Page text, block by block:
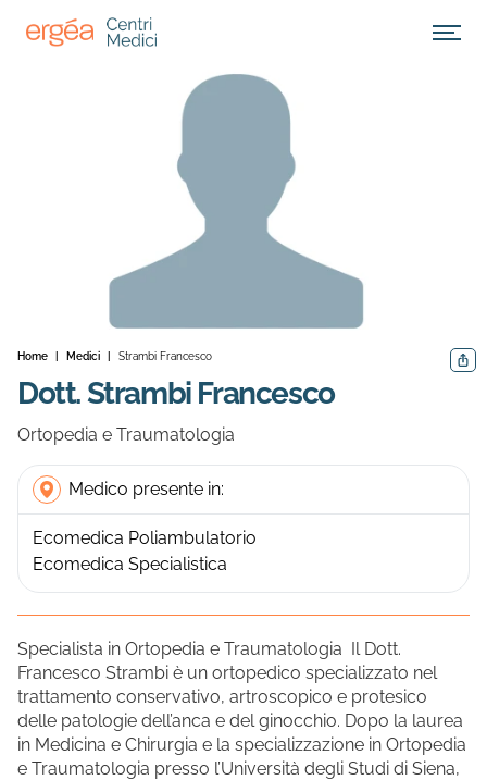
Apri
Home Medici Strambi Francesco
Dott. Strambi Francesco
Ortopedia e Traumatologia
Medico presente in:
Ecomedica Poliambulatorio
Ecomedica Specialistica
Specialista in Ortopedia e Traumatologia Il Dott.
Francesco Strambi è un ortopedico specializzato nel
trattamento conservativo, artroscopico e protesico
delle patologie dell’anca e del ginocchio. Dopo la laurea
in Medicina e Chirurgia e la specializzazione in Ortopedia
e Traumatologia presso l’Università degli Studi di Siena,